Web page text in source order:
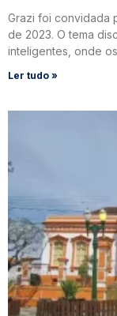
Grazi foi convidada
de 2023. O tema
inteligentes, onde
Ler tudo »